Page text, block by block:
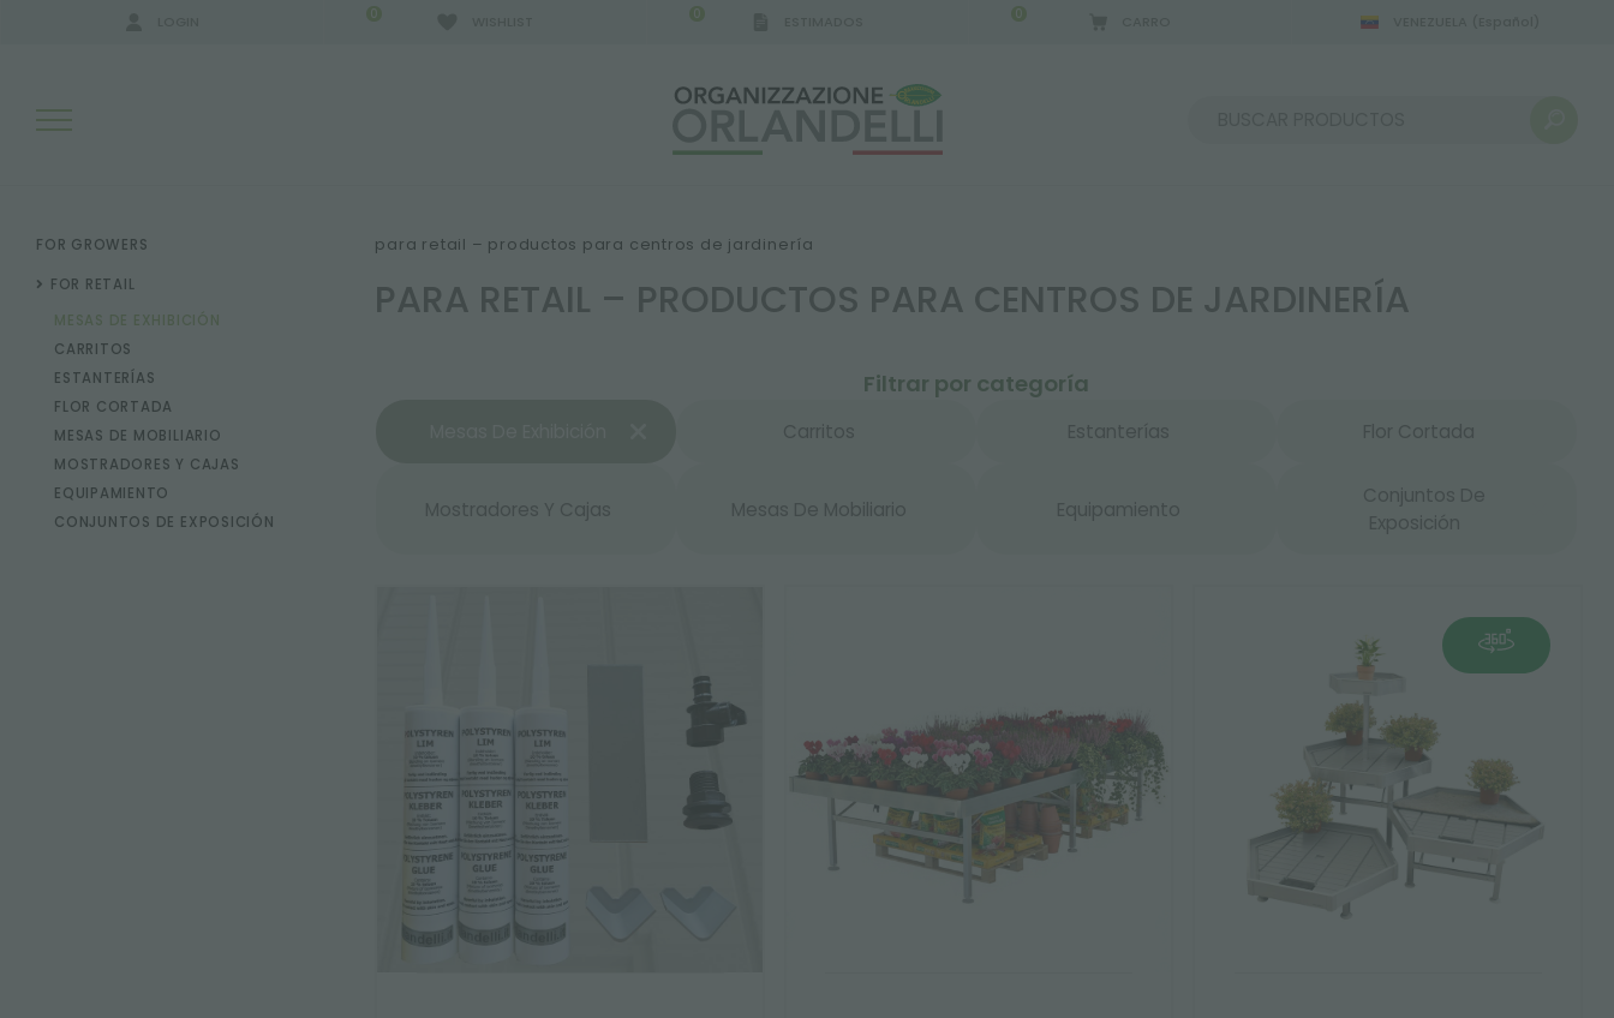
0 0 0
RESULTADOS DE LA BÚSQUEDA:
MÁS RESULTADOS PARA USTED:
FOR GROWERS
FOR RETAIL
MESAS DE EXHIBICIÓN
CARRITOS
ESTANTERÍAS
FLOR CORTADA
MESAS DE MOBILIARIO
MOSTRADORES Y CAJAS
EQUIPAMIENTO
CONJUNTOS DE EXPOSICIÓN
para retail – productos para centros de jardinería
PARA RETAIL – PRODUCTOS PARA CENTROS DE JARDINERÍA
Filtrar por categoría
Carritos Estanterías Flor Cortada
Mostradores Y Cajas Mesas De Mobiliario Equipamiento
Conjuntos De
Exposición